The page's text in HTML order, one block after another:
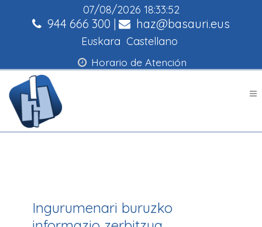
07/08/2026 18:33:52
944 666 300 | haz@basauri.eus
Euskara Castellano
Horario de Atención